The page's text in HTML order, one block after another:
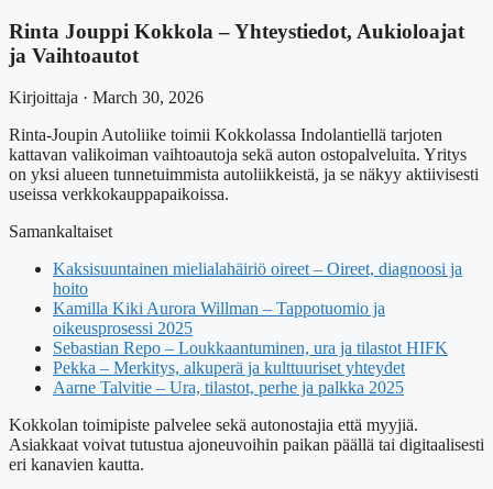
Rinta Jouppi Kokkola – Yhteystiedot, Aukioloajat
ja Vaihtoautot
Kirjoittaja · March 30, 2026
Rinta-Joupin Autoliike toimii Kokkolassa Indolantiellä tarjoten
kattavan valikoiman vaihtoautoja sekä auton ostopalveluita. Yritys
on yksi alueen tunnetuimmista autoliikkeistä, ja se näkyy aktiivisesti
useissa verkkokauppapaikoissa.
Samankaltaiset
Kaksisuuntainen mielialahäiriö oireet – Oireet, diagnoosi ja
hoito
Kamilla Kiki Aurora Willman – Tappotuomio ja
oikeusprosessi 2025
Sebastian Repo – Loukkaantuminen, ura ja tilastot HIFK
Pekka – Merkitys, alkuperä ja kulttuuriset yhteydet
Aarne Talvitie – Ura, tilastot, perhe ja palkka 2025
Kokkolan toimipiste palvelee sekä autonostajia että myyjiä.
Asiakkaat voivat tutustua ajoneuvoihin paikan päällä tai digitaalisesti
eri kanavien kautta.